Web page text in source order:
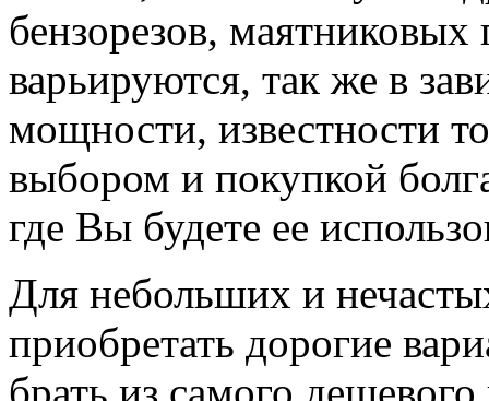
бензорезов,
варьируются, так же в
мощности, известности
выбором и покупкой
где Вы будете ее
Для небольших и
приобретать дорогие
брать из самого